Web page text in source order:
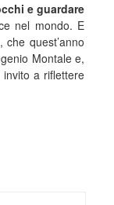
e guardare
nel mondo. E
quest’anno
Montale e,
a riflettere